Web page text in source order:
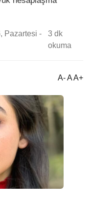
Pazartesi -
3 dk
okuma
A- A A+